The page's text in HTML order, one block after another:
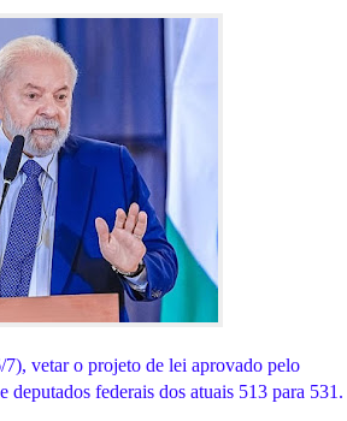
vetar o projeto de lei aprovado pelo
federais dos atuais 513 para 531.